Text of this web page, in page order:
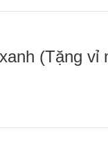
(Tặng vỉ